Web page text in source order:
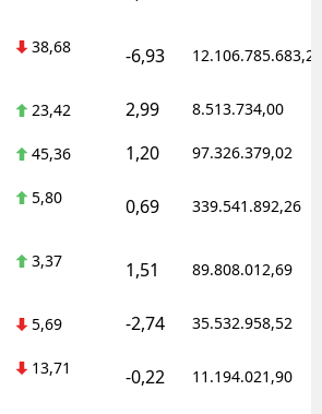
38,68 -6,93 12.106.785.683,20
23,42 2,99 8.513.734,00
45,36 1,20 97.326.379,02
5,80 0,69 339.541.892,26
3,37 1,51 89.808.012,69
5,69 -2,74 35.532.958,52
13,71 -0,22 11.194.021,90